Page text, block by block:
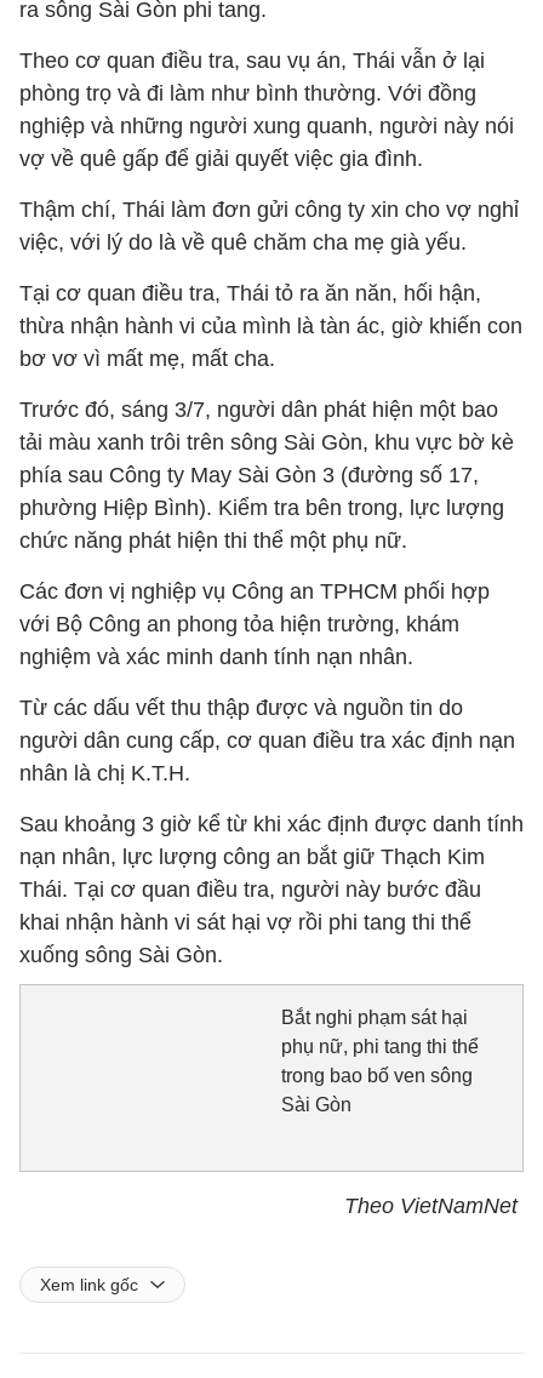
ra sông Sài Gòn phi tang.
Theo cơ quan điều tra, sau vụ án, Thái vẫn ở lại
phòng trọ và đi làm như bình thường. Với đồng
nghiệp và những người xung quanh, người này nói
vợ về quê gấp để giải quyết việc gia đình.
Thậm chí, Thái làm đơn gửi công ty xin cho vợ nghỉ
việc, với lý do là về quê chăm cha mẹ già yếu.
Tại cơ quan điều tra, Thái tỏ ra ăn năn, hối hận,
thừa nhận hành vi của mình là tàn ác, giờ khiến con
bơ vơ vì mất mẹ, mất cha.
Trước đó, sáng 3/7, người dân phát hiện một bao
tải màu xanh trôi trên sông Sài Gòn, khu vực bờ kè
phía sau Công ty May Sài Gòn 3 (đường số 17,
phường Hiệp Bình). Kiểm tra bên trong, lực lượng
chức năng phát hiện thi thể một phụ nữ.
Các đơn vị nghiệp vụ Công an TPHCM phối hợp
với Bộ Công an phong tỏa hiện trường, khám
nghiệm và xác minh danh tính nạn nhân.
Từ các dấu vết thu thập được và nguồn tin do
người dân cung cấp, cơ quan điều tra xác định nạn
nhân là chị K.T.H.
Sau khoảng 3 giờ kể từ khi xác định được danh tính
nạn nhân, lực lượng công an bắt giữ Thạch Kim
Thái. Tại cơ quan điều tra, người này bước đầu
khai nhận hành vi sát hại vợ rồi phi tang thi thể
xuống sông Sài Gòn.
Bắt nghi phạm sát hại
phụ nữ, phi tang thi thể
trong bao bố ven sông
Sài Gòn
Theo VietNamNet
Xem link gốc